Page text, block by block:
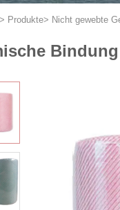
> Produkte> Nicht gewebte